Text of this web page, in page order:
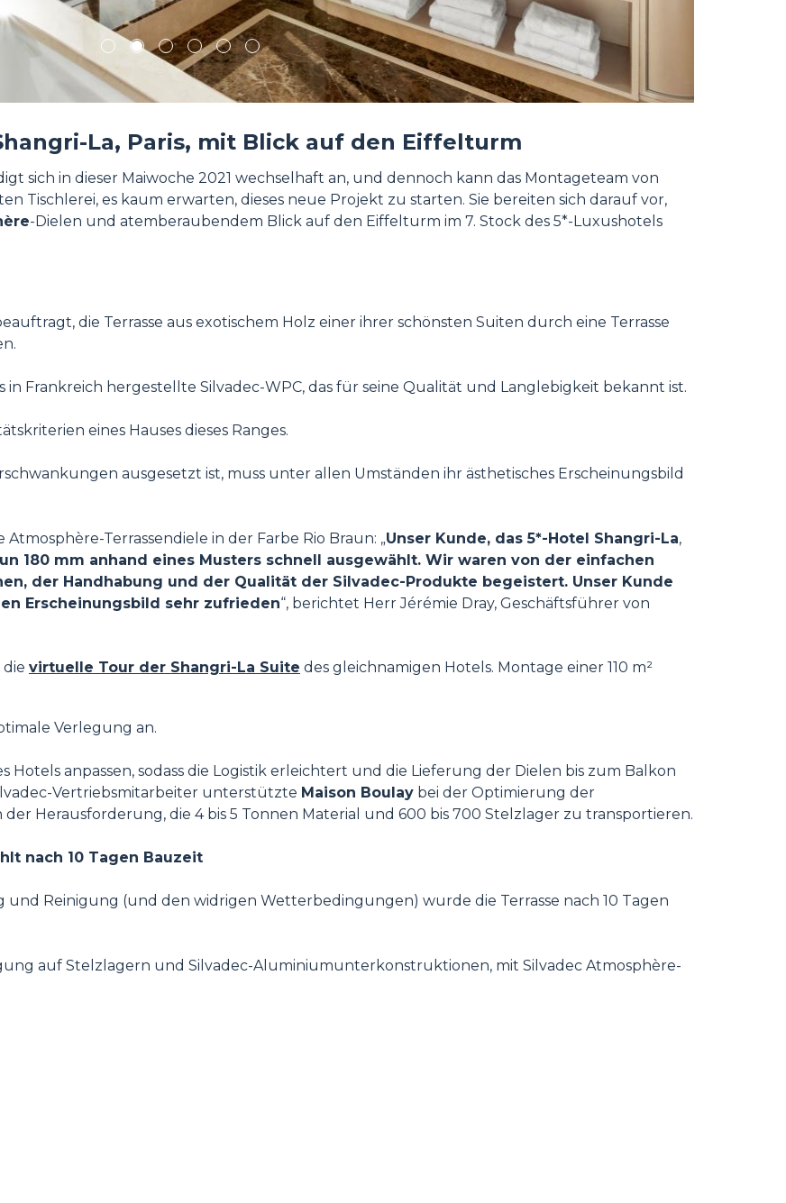
1 2 3 4 5 6
La, Paris, mit Blick auf den Eiffelturm
sich in dieser Maiwoche 2021 wechselhaft an, und dennoch kann das Montageteam von
Tischlerei, es kaum erwarten, dieses neue Projekt zu starten. Sie bereiten sich darauf vor,
-Dielen und atemberaubendem Blick auf den Eiffelturm im 7. Stock des 5*-Luxushotels
die Terrasse aus exotischem Holz einer ihrer schönsten Suiten durch eine Terrasse
Frankreich hergestellte Silvadec-WPC, das für seine Qualität und Langlebigkeit bekannt ist.
eines Hauses dieses Ranges.
ausgesetzt ist, muss unter allen Umständen ihr ästhetisches Erscheinungsbild
Terrassendiele in der Farbe Rio Braun: „Unser Kunde, das 5*-Hotel Shangri-La,
180 mm anhand eines Musters schnell ausgewählt. Wir waren von der einfachen
der Handhabung und der Qualität der Silvadec-Produkte begeistert. Unser Kunde
Erscheinungsbild sehr zufrieden“, berichtet Herr Jérémie Dray, Geschäftsführer von
virtuelle Tour der Shangri-La Suite des gleichnamigen Hotels. Montage einer 110 m²
Verlegung an.
Hotels anpassen, sodass die Logistik erleichtert und die Lieferung der Dielen bis zum Balkon
Vertriebsmitarbeiter unterstützte Maison Boulay bei der Optimierung der
der Herausforderung, die 4 bis 5 Tonnen Material und 600 bis 700 Stelzlager zu transportieren.
nach 10 Tagen Bauzeit
Reinigung (und den widrigen Wetterbedingungen) wurde die Terrasse nach 10 Tagen
auf Stelzlagern und Silvadec-Aluminiumunterkonstruktionen, mit Silvadec Atmosphère-